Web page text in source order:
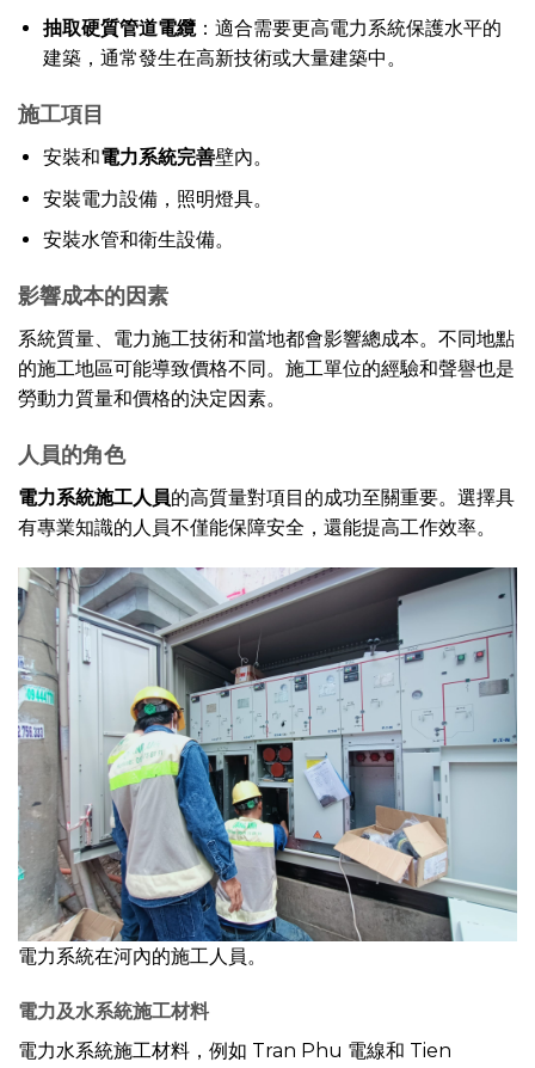
抽取硬質管道電纜：適合需要更高電力系統保護水平的
建築，通常發生在高新技術或大量建築中。
施工項目
安裝和電力系統完善壁內。
安裝電力設備，照明燈具。
安裝水管和衛生設備。
影響成本的因素
系統質量、電力施工技術和當地都會影響總成本。不同地點
的施工地區可能導致價格不同。施工單位的經驗和聲譽也是
勞動力質量和價格的決定因素。
人員的角色
電力系統施工人員的高質量對項目的成功至關重要。選擇具
有專業知識的人員不僅能保障安全，還能提高工作效率。
電力系統在河內的施工人員。
電力及水系統施工材料
電力水系統施工材料，例如 Tran Phu 電線和 Tien